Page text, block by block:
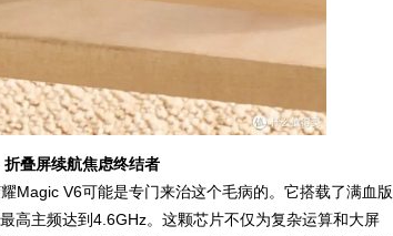
叠屏续航焦虑终结者
Magic V6可能是专门来治这个毛病的。它搭载了满血版
高主频达到4.6GHz。这颗芯片不仅为复杂运算和大屏